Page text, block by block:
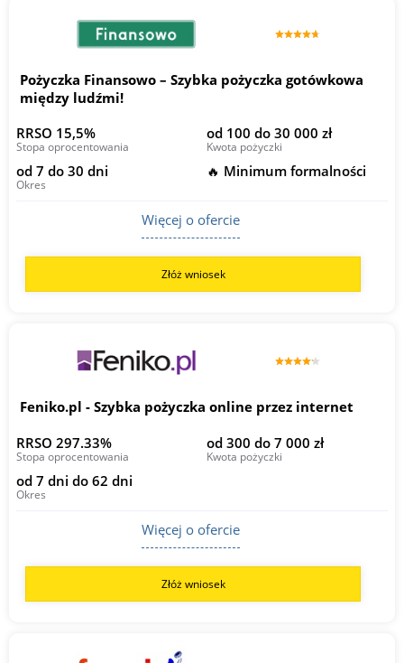
Pożyczka Finansowo – Szybka pożyczka gotówkowa
między ludźmi!
RRSO 15,5%
Stopa oprocentowania
od 100 do 30 000 zł
Kwota pożyczki
od 7 do 30 dni
Okres
🔥 Minimum formalności
Więcej o ofercie
Złóż wniosek
Feniko.pl - Szybka pożyczka online przez internet
RRSO 297.33%
Stopa oprocentowania
od 300 do 7 000 zł
Kwota pożyczki
od 7 dni do 62 dni
Okres
Więcej o ofercie
Złóż wniosek